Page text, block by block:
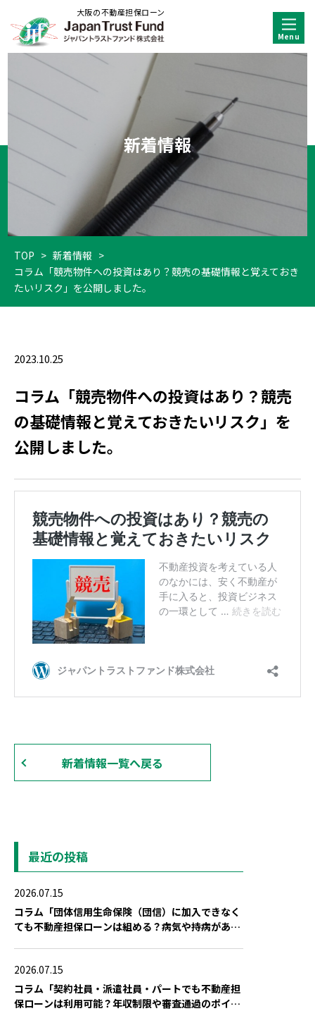
大阪の不動産担保ローン
新着情報
TOP > 新着情報 >
コラム「競売物件への投資はあり？競売の基礎情報と覚えておき
たいリスク」を公開しました。
2023.10.25
コラム「競売物件への投資はあり？競売
の基礎情報と覚えておきたいリスク」を
公開しました。
新着情報一覧へ戻る
最近の投稿
2026.07.15
コラム「団体信用生命保険（団信）に加入できなく
ても不動産担保ローンは組める？病気や持病がある
2026.07.15
コラム「契約社員・派遣社員・パートでも不動産担
保ローンは利用可能？年収制限や審査通過のポイン